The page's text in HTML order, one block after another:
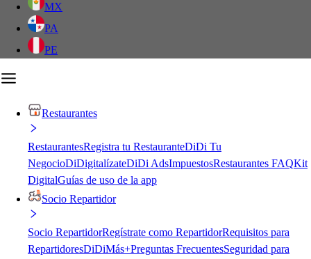
MX
PA
PE
Restaurantes
RestaurantesRegistra tu RestauranteDiDi Tu
NegocioDiDigitalízateDiDi AdsImpuestosRestaurantes FAQKit
DigitalGuías de uso de la app
Socio Repartidor
Socio RepartidorRegístrate como RepartidorRequisitos para
RepartidoresDiDiMás+Preguntas FrecuentesSeguridad para